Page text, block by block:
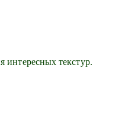
интересных текстур.